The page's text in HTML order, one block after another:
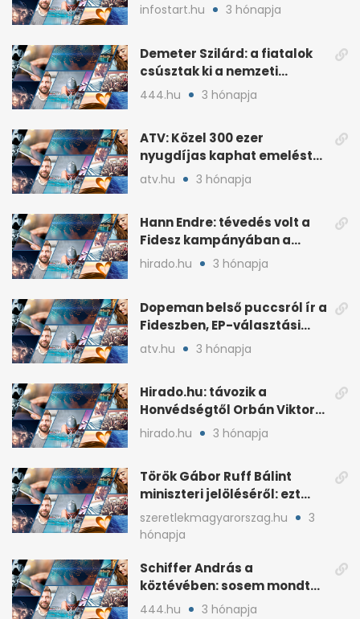
lakossági értékesítése
infostart.hu 3 hónapja
Demeter Szilárd: a fiatalok
csúsztak ki a nemzeti
kultúrából
444.hu 3 hónapja
ATV: Közel 300 ezer
nyugdíjas kaphat emelést
idén a Tisza terve szerint
atv.hu 3 hónapja
Hann Endre: tévedés volt a
Fidesz kampányában a
háborús veszély
hirado.hu 3 hónapja
Dopeman belső puccsról ír a
Fideszben, EP-választási
árral
atv.hu 3 hónapja
Hirado.hu: távozik a
Honvédségtől Orbán Viktor
fia, Orbán Gáspár
hirado.hu 3 hónapja
Török Gábor Ruff Bálint
miniszteri jelöléséről: ezt
írta a posztjában
szeretlekmagyarorszag.hu
3
hónapja
Schiffer András a
köztévében: sosem mondta,
ki fog nyerni
444.hu 3 hónapja